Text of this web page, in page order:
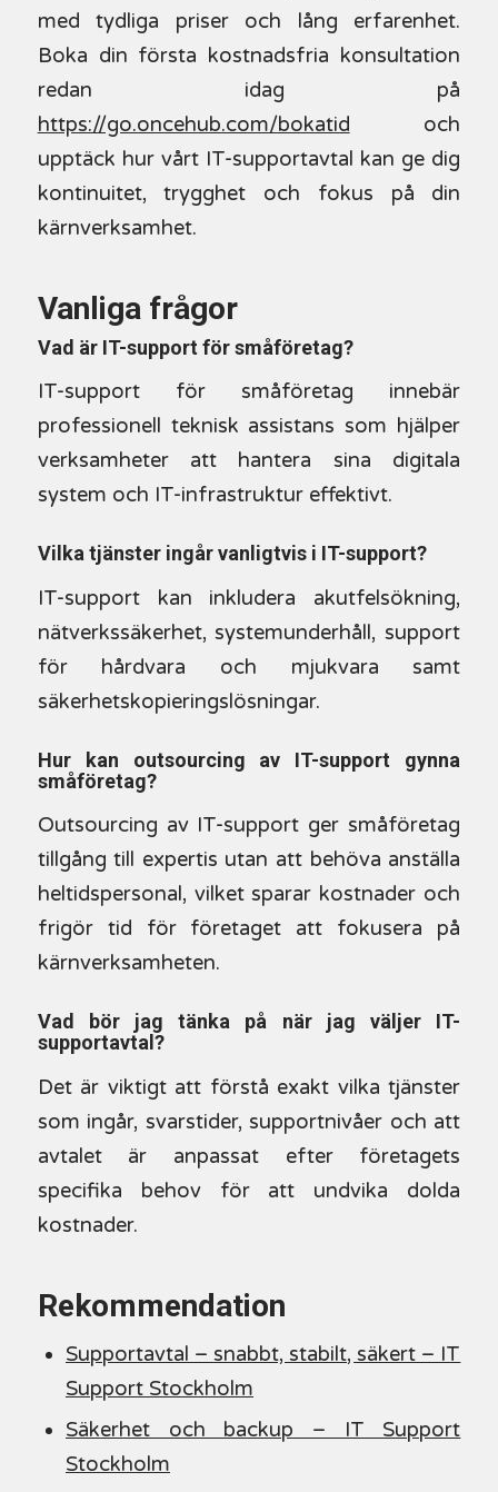
med tydliga priser och lång erfarenhet.
Boka din första kostnadsfria konsultation
redan idag på
https://go.oncehub.com/bokatid och
upptäck hur vårt IT-supportavtal kan ge dig
kontinuitet, trygghet och fokus på din
kärnverksamhet.
Vanliga frågor
Vad är IT-support för småföretag?
IT-support för småföretag innebär
professionell teknisk assistans som hjälper
verksamheter att hantera sina digitala
system och IT-infrastruktur effektivt.
Vilka tjänster ingår vanligtvis i IT-support?
IT-support kan inkludera akutfelsökning,
nätverkssäkerhet, systemunderhåll, support
för hårdvara och mjukvara samt
säkerhetskopieringslösningar.
Hur kan outsourcing av IT-support gynna
småföretag?
Outsourcing av IT-support ger småföretag
tillgång till expertis utan att behöva anställa
heltidspersonal, vilket sparar kostnader och
frigör tid för företaget att fokusera på
kärnverksamheten.
Vad bör jag tänka på när jag väljer IT-
supportavtal?
Det är viktigt att förstå exakt vilka tjänster
som ingår, svarstider, supportnivåer och att
avtalet är anpassat efter företagets
specifika behov för att undvika dolda
kostnader.
Rekommendation
Supportavtal – snabbt, stabilt, säkert – IT
Support Stockholm
Säkerhet och backup – IT Support
Stockholm